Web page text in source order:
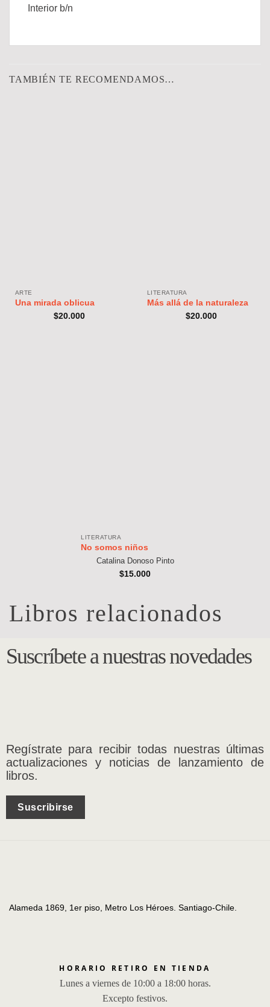
Interior b/n
TAMBIÉN TE RECOMENDAMOS…
ARTE
Una mirada oblicua
$20.000
LITERATURA
Más allá de la naturaleza
$20.000
LITERATURA
No somos niños
Catalina Donoso Pinto
$15.000
Libros relacionados
Suscríbete a nuestras novedades
Regístrate para recibir todas nuestras últimas
actualizaciones y noticias de lanzamiento de
libros.
Suscribirse
Alameda 1869, 1er piso, Metro Los Héroes. Santiago-Chile.
HORARIO RETIRO EN TIENDA
Lunes a viernes de 10:00 a 18:00 horas.
Excepto festivos.